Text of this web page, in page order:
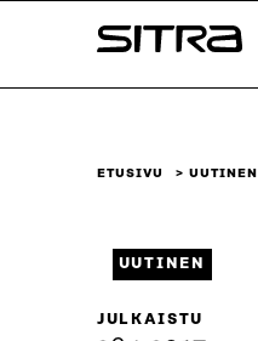
sisältöön
Sitra
ETUSIVU UUTINEN
UUTINEN
JULKAISTU